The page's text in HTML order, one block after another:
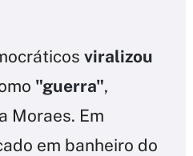
viralizou
"guerra",
Moraes. Em
em banheiro do